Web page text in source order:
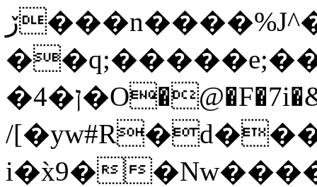
ڒ���n����%J^�}
/
i�x̀9�